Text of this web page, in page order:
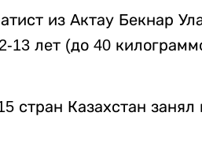
из Актау Бекнар
13 лет (до 40
стран Казахстан занял